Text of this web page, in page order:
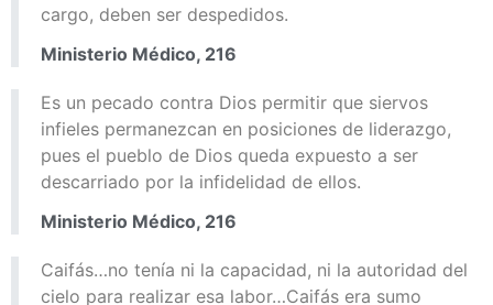
cargo, deben ser despedidos.
Ministerio Médico, 216
Es un pecado contra Dios permitir que siervos
infieles permanezcan en posiciones de liderazgo,
pues el pueblo de Dios queda expuesto a ser
descarriado por la infidelidad de ellos.
Ministerio Médico, 216
Caifás…no tenía ni la capacidad, ni la autoridad del
cielo para realizar esa labor…Caifás era sumo